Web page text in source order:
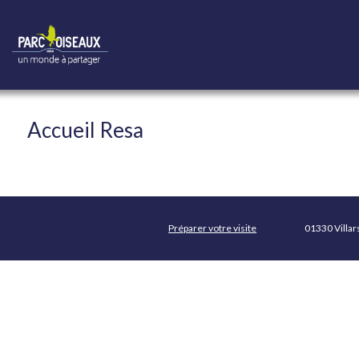
Accueil Resa
Préparer votre visite 01330